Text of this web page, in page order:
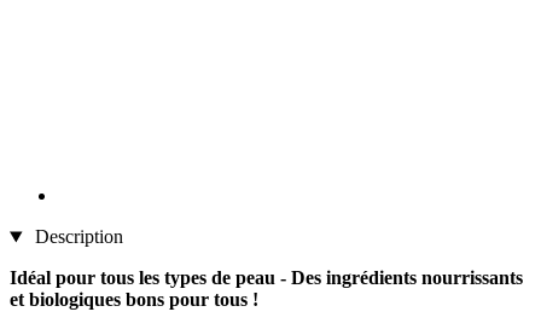
Description
Idéal pour tous les types de peau - Des ingrédients nourrissants
et biologiques bons pour tous !